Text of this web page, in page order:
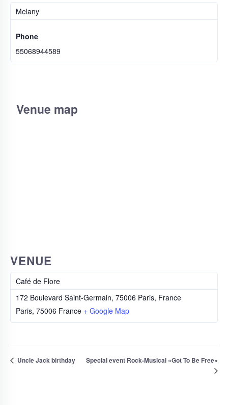
Melany
Phone
55068944589
VENUE
Café de Flore
172 Boulevard Saint-Germain, 75006 Paris, France
Paris, 75006 France + Google Map
Venue map
Uncle Jack birthday Special event Rock-Musical «Got To Be Free»